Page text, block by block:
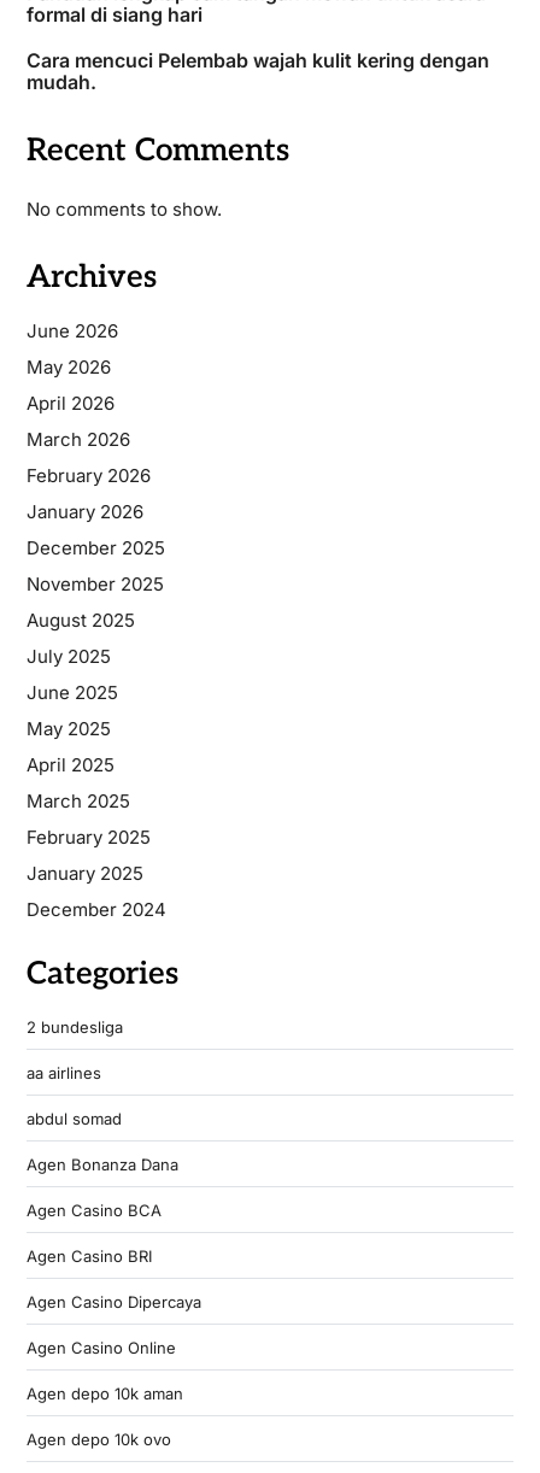
formal di siang hari
Cara mencuci Pelembab wajah kulit kering dengan
mudah.
Recent Comments
No comments to show.
Archives
June 2026
May 2026
April 2026
March 2026
February 2026
January 2026
December 2025
November 2025
August 2025
July 2025
June 2025
May 2025
April 2025
March 2025
February 2025
January 2025
December 2024
Categories
2 bundesliga
aa airlines
abdul somad
Agen Bonanza Dana
Agen Casino BCA
Agen Casino BRI
Agen Casino Dipercaya
Agen Casino Online
Agen depo 10k aman
Agen depo 10k ovo